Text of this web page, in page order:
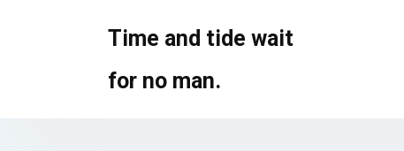
Time and tide wait
for no man.